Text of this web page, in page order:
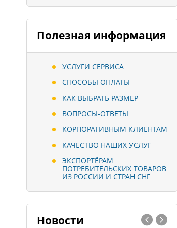
Полезная информация
УСЛУГИ СЕРВИСА
СПОСОБЫ ОПЛАТЫ
КАК ВЫБРАТЬ РАЗМЕР
ВОПРОСЫ-ОТВЕТЫ
КОРПОРАТИВНЫМ КЛИЕНТАМ
КАЧЕСТВО НАШИХ УСЛУГ
ЭКСПОРТЁРАМ
ПОТРЕБИТЕЛЬСКИХ ТОВАРОВ
ИЗ РОССИИ И СТРАН СНГ
Новости